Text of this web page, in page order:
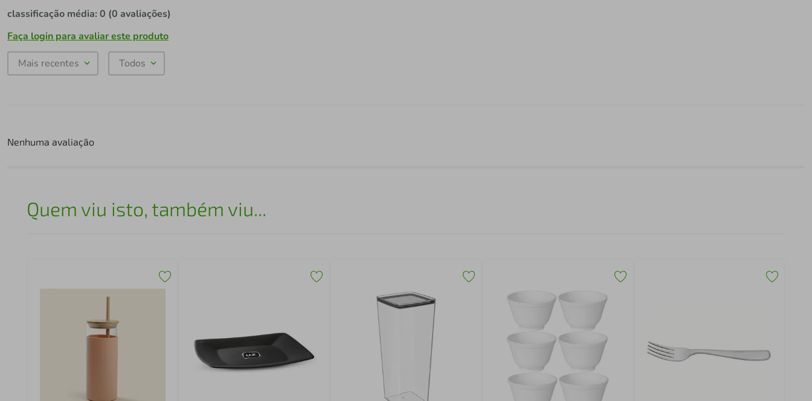
classificação média: 0 (0 avaliações)
Faça login para avaliar este produto
Mais recentes Todos
Nenhuma avaliação
Quem viu isto, também viu...